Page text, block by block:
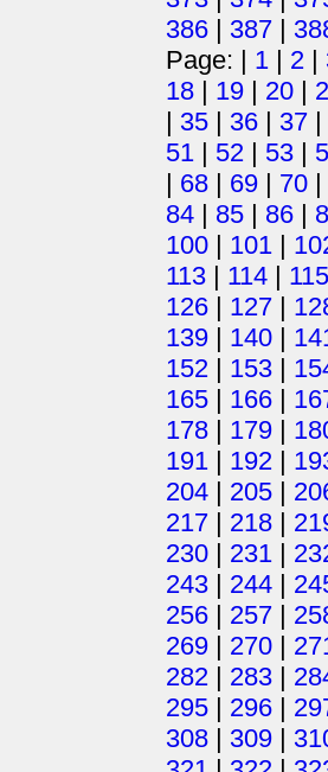
386 | 387 |
Page: | 1 | 2 |
18 | 19 | 20 |
| 35 | 36 | 37 |
51 | 52 | 53 |
| 68 | 69 | 70 |
84 | 85 | 86 |
100 | 101 |
113 | 114 | 115
126 | 127 |
139 | 140 |
152 | 153 |
165 | 166 |
178 | 179 |
191 | 192 |
204 | 205 |
217 | 218 |
230 | 231 |
243 | 244 |
256 | 257 |
269 | 270 |
282 | 283 |
295 | 296 |
308 | 309 |